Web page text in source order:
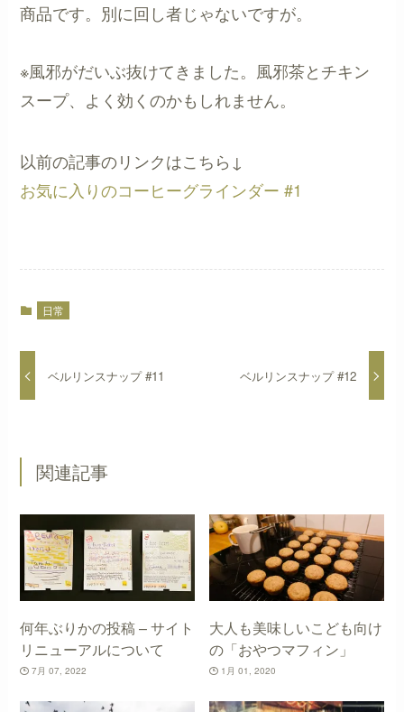
商品です。別に回し者じゃないですが。
※風邪がだいぶ抜けてきました。風邪茶とチキン
スープ、よく効くのかもしれません。
以前の記事のリンクはこちら↓
お気に入りのコーヒーグラインダー #1
日常
ベルリンスナップ #11 ベルリンスナップ #12
関連記事
何年ぶりかの投稿 – サイト
リニューアルについて
7月 07, 2022
大人も美味しいこども向け
の「おやつマフィン」
1月 01, 2020